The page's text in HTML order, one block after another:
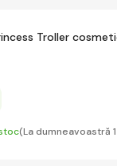
Troller
(La dumneavoastră